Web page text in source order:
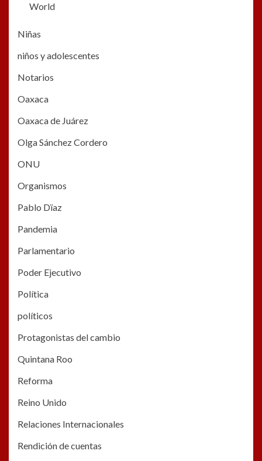
World
Niñas
niños y adolescentes
Notarios
Oaxaca
Oaxaca de Juárez
Olga Sánchez Cordero
ONU
Organismos
Pablo Dïaz
Pandemia
Parlamentario
Poder Ejecutivo
Política
políticos
Protagonistas del cambio
Quintana Roo
Reforma
Reino Unido
Relaciones Internacionales
Rendición de cuentas